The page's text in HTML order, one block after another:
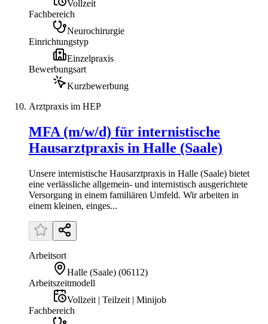
Vollzeit
Fachbereich
Neurochirurgie
Einrichtungstyp
Einzelpraxis
Bewerbungsart
Kurzbewerbung
Arztpraxis im HEP
MFA (m/w/d) für internistische
Hausarztpraxis in Halle (Saale)
Unsere internistische Hausarztpraxis in Halle (Saale) bietet
eine verlässliche allgemein- und internistisch ausgerichtete
Versorgung in einem familiären Umfeld. Wir arbeiten in
einem kleinen, einges...
Arbeitsort
Halle (Saale) (06112)
Arbeitszeitmodell
Vollzeit | Teilzeit | Minijob
Fachbereich